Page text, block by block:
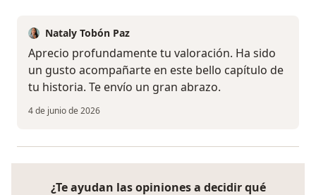
Nataly Tobón Paz
Aprecio profundamente tu valoración. Ha sido
un gusto acompañarte en este bello capítulo de
tu historia. Te envío un gran abrazo.
4 de junio de 2026
¿Te ayudan las opiniones a decidir qué